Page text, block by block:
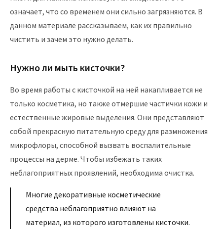
означает, что со временем они сильно загрязняются. В
данном материале рассказываем, как их правильно
чистить и зачем это нужно делать.
Нужно ли мыть кисточки?
Во время работы с кисточкой на ней накапливается не
только косметика, но также отмершие частички кожи и
естественные жировые выделения. Они представляют
собой прекрасную питательную среду для размножения
микрофлоры, способной вызвать воспалительные
процессы на дерме. Чтобы избежать таких
неблагоприятных проявлений, необходима очистка.
Многие декоративные косметические
средства неблагоприятно влияют на
материал, из которого изготовлены кисточки.